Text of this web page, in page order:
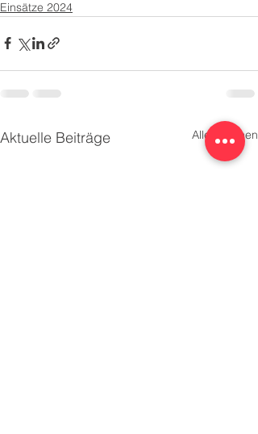
Einsätze 2024
Aktuelle Beiträge Alle ansehen